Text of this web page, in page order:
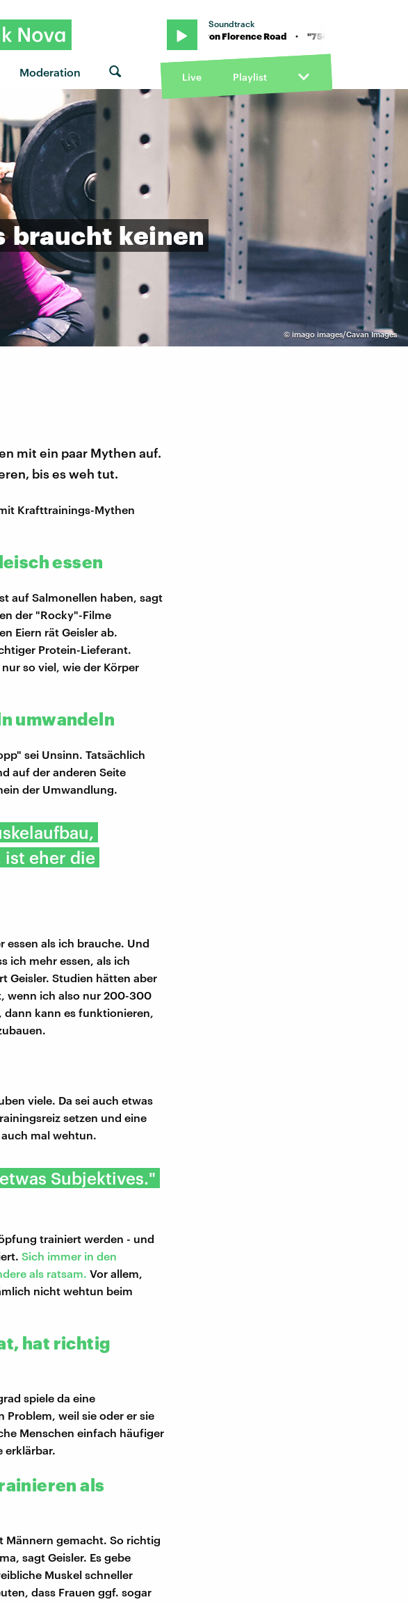
Moderation
Soundtrack
von Florence Road · "7563" von Florence Road · "7563" von Florence Road
Live Playlist
© imago images/Cavan Images
braucht keinen
mit ein paar Mythen auf.
bis es weh tut.
Krafttrainings-Mythen
essen
auf Salmonellen haben, sagt
der "Rocky"-Filme
Eiern rät Geisler ab.
Protein-Lieferant.
so viel, wie der Körper
umwandeln
sei Unsinn. Tatsächlich
auf der anderen Seite
der Umwandlung.
eher die
essen als ich brauche. Und
ich mehr essen, als ich
Geisler. Studien hätten aber
wenn ich also nur 200-300
dann kann es funktionieren,
viele. Da sei auch etwas
setzen und eine
mal wehtun.
Subjektives."
trainiert werden - und
Sich immer in den
als ratsam. Vor allem,
nicht wehtun beim
hat richtig
spiele da eine
Problem, weil sie oder er sie
Menschen einfach häufiger
erklärbar.
als
Männern gemacht. So richtig
sagt Geisler. Es gebe
Muskel schneller
dass Frauen ggf. sogar